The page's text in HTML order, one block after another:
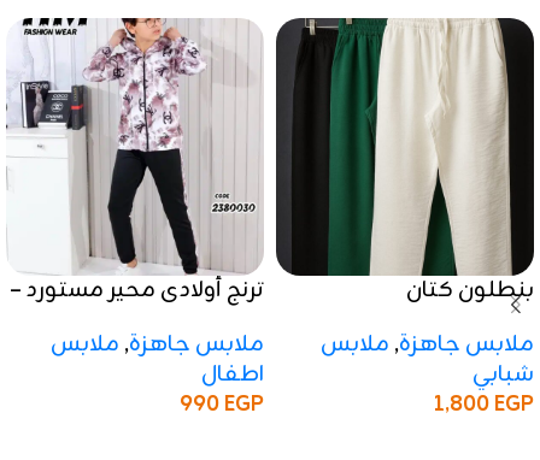
بنطلون كتان
ملابس جاهزة, ملابس
شبابي
1,800EGP
ترنج أولادى محير مستورد –
ملابس جاهزة, ملابس
اطفال
990EGP